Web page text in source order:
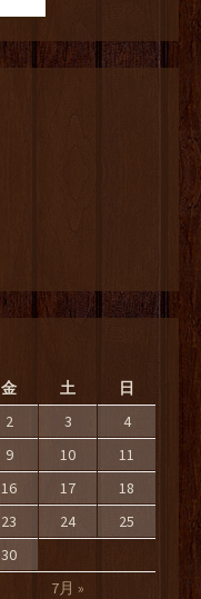
金 土 日
7月 »
2 3
4
9 10
11
16 17
18
23 24
25
30